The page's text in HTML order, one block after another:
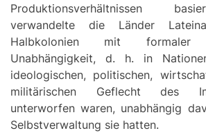
Produktionsverhältnissen
verwandelte die Länder
Halbkolonien mit formaler
Unabhängigkeit, d. h. in
ideologischen, politischen,
militärischen Geflecht des
unterworfen waren, unabhängig
Selbstverwaltung sie hatten.